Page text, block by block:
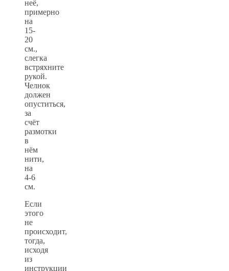
неё,
примерно
на
15-
20
см.,
слегка
встряхните
рукой.
Челнок
должен
опуститься,
за
счёт
размотки
в
нём
нити,
на
4-6
см.
Если
этого
не
происходит,
тогда,
исходя
из
инструкции